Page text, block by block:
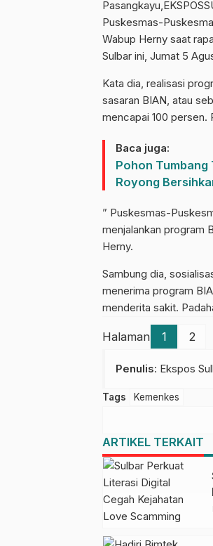
Puskesmas-
Wabup Herny saat
Sulbar ini, Jumat 5
Kata dia, realisasi
sasaran BIAN, atau
mencapai 100 persen.
Baca juga:
Pohon
Royong
” Puskesmas-
menjalankan program
Herny.
Sambung dia,
menerima program
menderita sakit.
Halaman 1 2
Penulis: Ekspos
Tags Kemenkes
ARTIKEL TERKAIT